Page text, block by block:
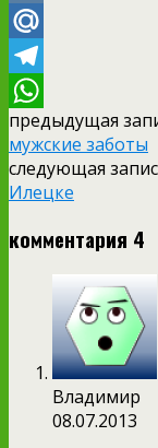
VK
Mail.Ru
Telegram
WhatsApp
предыдущая
мужские заботы
следующая
Илецке
комментария 4
Владимир
08.07.2013